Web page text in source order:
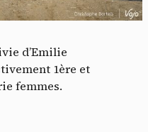
d’Emilie
1ère et
femmes.